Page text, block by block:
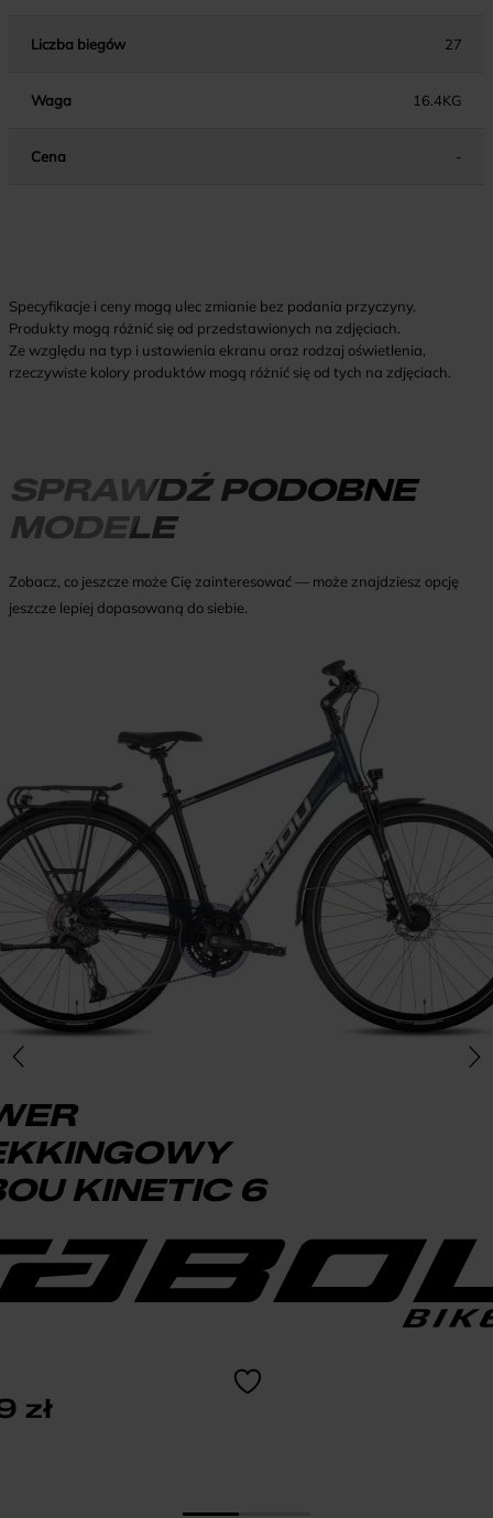
Liczba biegów 27
Waga 16.4KG
Cena -
Specyfikacje i ceny mogą ulec zmianie bez podania przyczyny.
Produkty mogą różnić się od przedstawionych na zdjęciach.
Ze względu na typ i ustawienia ekranu oraz rodzaj oświetlenia,
rzeczywiste kolory produktów mogą różnić się od tych na zdjęciach.
SPRAWDŹ PODOBNE
MODELE
Zobacz, co jeszcze może Cię zainteresować — może znajdziesz opcję
jeszcze lepiej dopasowaną do siebie.
KINETIC 6
zł